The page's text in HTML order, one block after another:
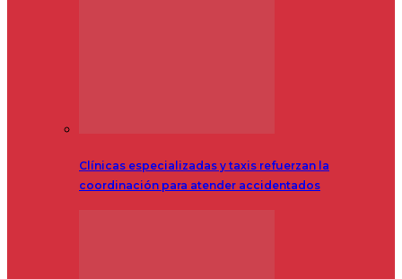
Clínicas especializadas y taxis refuerzan la
coordinación para atender accidentados